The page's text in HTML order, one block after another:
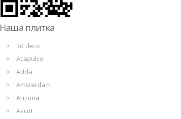
Наша плитка
3d deco
Acapulco
Adda
Amsterdam
Arizona
Ascot